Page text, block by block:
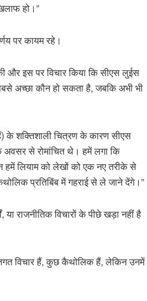
हो।”
पर कायम रहे।
और इस पर विचार किया कि सीएस लुईस
अच्छा कौन हो सकता है, जबकि अभी भी
के शक्तिशाली चित्रण के कारण सीएस
से रोमांचित थे। हमें लगा कि
हमें लियाम को लेखों को एक नए तरीके से
प्रतिबिंब में गहराई से ले जाने देंगे।”
या राजनीतिक विचारों के पीछे खड़ा नहीं है
विचार हैं, कुछ कैथोलिक हैं, लेकिन उनमें